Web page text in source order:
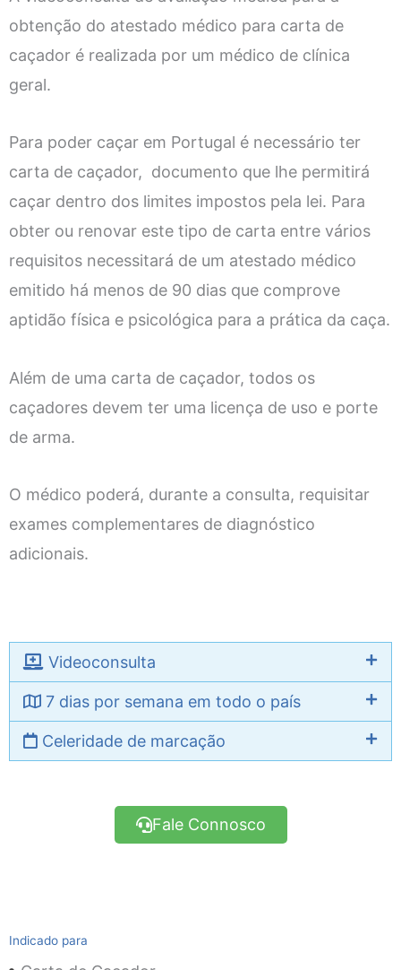
obtenção do atestado médico para carta de
caçador é realizada por um médico de clínica
geral.
Para poder caçar em Portugal é necessário ter
carta de caçador, documento que lhe permitirá
caçar dentro dos limites impostos pela lei. Para
obter ou renovar este tipo de carta entre vários
requisitos necessitará de um atestado médico
emitido há menos de 90 dias que comprove
aptidão física e psicológica para a prática da caça.
Além de uma carta de caçador, todos os
caçadores devem ter uma licença de uso e porte
de arma.
O médico poderá, durante a consulta, requisitar
exames complementares de diagnóstico
adicionais.
Videoconsulta
7 dias por semana em todo o país
Celeridade de marcação
Fale Connosco
Indicado para